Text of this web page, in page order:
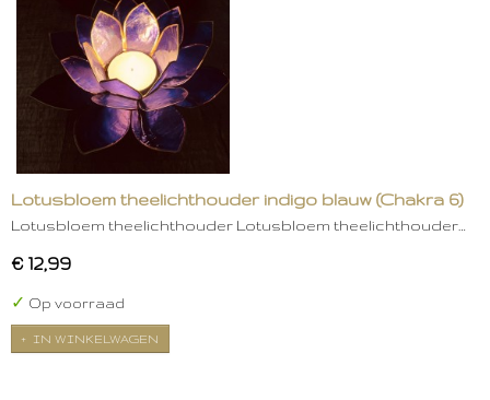
Lotusbloem theelichthouder indigo blauw (Chakra 6)
Lotusbloem theelichthouder Lotusbloem theelichthouder…
€ 12,99
✓ Op voorraad
IN WINKELWAGEN